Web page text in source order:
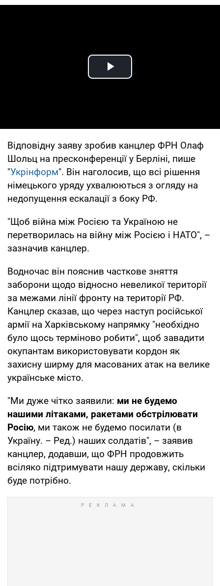
Play Video
Відповідну заяву зробив канцлер ФРН Олаф
Шольц на пресконференції у Берліні, пише
"Укрінформ". Він наголосив, що всі рішення
німецького уряду ухвалюються з огляду на
недопущення ескалації з боку РФ.
"Щоб війна між Росією та Україною не
перетворилась на війну між Росією і НАТО", –
зазначив канцлер.
Водночас він пояснив часткове зняття
заборони щодо відносно невеликої території
за межами лінії фронту на території РФ.
Канцлер сказав, що через наступ російської
армії на Харківському напрямку "необхідно
було щось терміново робити", щоб завадити
окупантам використовувати кордон як
захисну ширму для масованих атак на велике
українське місто.
"Ми дуже чітко заявили: ми не будемо
нашими літаками, ракетами обстрілювати
Росію, ми також не будемо посилати (в
Україну. – Ред.) наших солдатів", – заявив
канцлер, додавши, що ФРН продовжить
всіляко підтримувати нашу державу, скільки
буде потрібно.